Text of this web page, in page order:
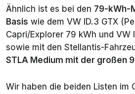
8) BMW i4
i5 (alle)
81
30 min
8) MEB-
Modelle mit
77
kWh
28 min
8) Tesla
ca. 79
ca. 29
Ähnlich ist es bei den 79-kWh-
Basis wie dem VW ID.3 GTX
Capri/Explorer 79 kWh und VW
sowie mit den Stellantis-
STLA Medium mit der großen
Wir haben die beiden Listen im